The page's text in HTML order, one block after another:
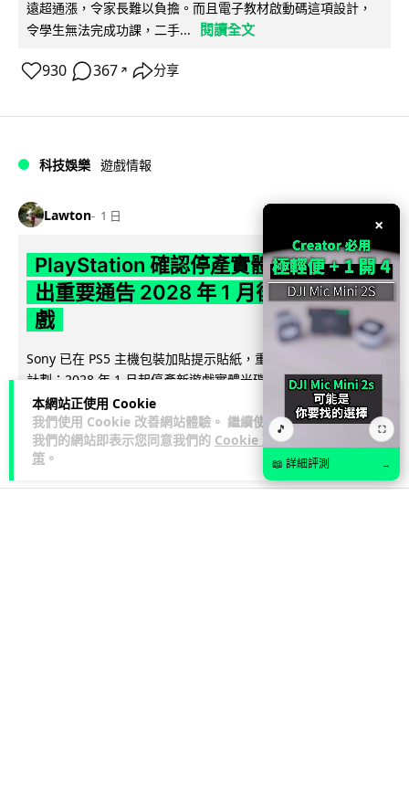
本網站正使用 Cookie
我們使用 Cookie 改善網站體驗。 繼續使用
我們的網站即表示您同意我們的 Cookie 政
策 。
遠超通漲，令家長難以負擔。而且電子教材啟動碼這項設計，
令學生無法完成功課，二手...
閱讀全文
930 367 ↗ 分享
科技娛樂 遊戲情報
Lawton 1 日
PlayStation 確認停產實體光碟 包裝印
出重要通告 2028 年 1 月後不出光碟遊
戲
Sony 已在 PS5 主機包裝加貼提示貼紙，重申官方 7 月已公布
計劃：2028 年 1 月起停產新遊戲實體光碟。分析師預期 PS6
因此... 閱讀全文
167 76 ↗ 分享
×
🎵 ⛶
📖 詳細評測 →